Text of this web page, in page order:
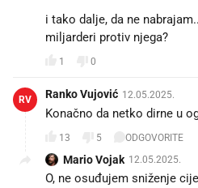
i tako dalje, da ne
miljarderi protiv njega? 🤥
1 0
RV Ranko Vujović 12.05.2025.
Konačno da netko dirne u
13 5 ODGOVORITE
Mario Vojak 12.05.2025.
O, ne osuđujem sniženje